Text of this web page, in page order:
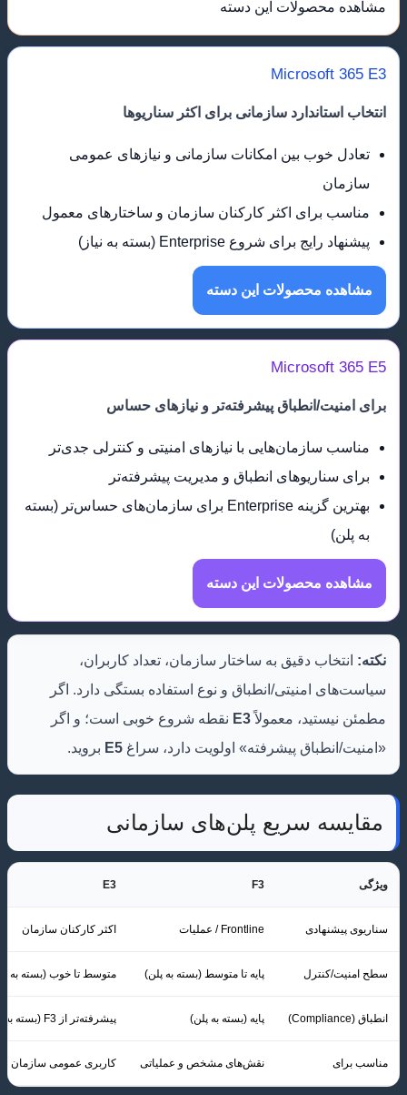
مشاهده محصولات این دسته
Microsoft 365 E3
انتخاب استاندارد سازمانی برای اکثر سناریوها
تعادل خوب بین امکانات سازمانی و نیازهای عمومی
سازمان
مناسب برای اکثر کارکنان سازمان و ساختارهای معمول
پیشنهاد رایج برای شروع Enterprise (بسته به نیاز)
مشاهده محصولات این دسته
Microsoft 365 E5
برای امنیت/انطباق پیشرفته‌تر و نیازهای حساس
مناسب سازمان‌هایی با نیازهای امنیتی و کنترلی جدی‌تر
برای سناریوهای انطباق و مدیریت پیشرفته‌تر
بهترین گزینه Enterprise برای سازمان‌های حساس‌تر (بسته
به پلن)
مشاهده محصولات این دسته
نکته: انتخاب دقیق به ساختار سازمان، تعداد کاربران،
سیاست‌های امنیتی/انطباق و نوع استفاده بستگی دارد. اگر
مطمئن نیستید، معمولاًE3 نقطه شروع خوبی است؛ و اگر
«امنیت/انطباق پیشرفته» اولویت دارد، سراغ E5 بروید.
مقایسه سریع پلن‌های سازمانی
ویژگی F3
E3
سناریوی پیشنهادی Frontline / عملیات اکثر کارکنان سازمان
سطح امنیت/کنترل پایه تا متوسط (بسته به پلن) متوسط تا خوب (بسته به
انطباق (Compliance) پایه (بسته به پلن) پیشرفته‌تر از F3 (بسته به پلن)
مناسب برای نقش‌های مشخص و عملیاتی کاربری عمومی سازمان